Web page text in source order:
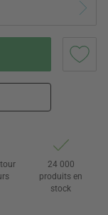
24 000
produits en
stock